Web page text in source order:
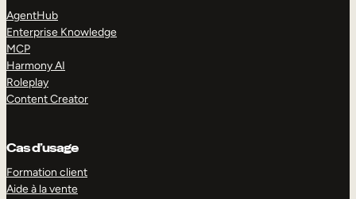
AgentHub
Enterprise Knowledge
MCP
Harmony AI
Roleplay
Content Creator
Cas d’usage
Formation client
Aide à la vente